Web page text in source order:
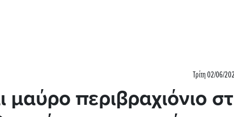
Τρίτη 02/06/
μαύρο περιβραχιόνιο